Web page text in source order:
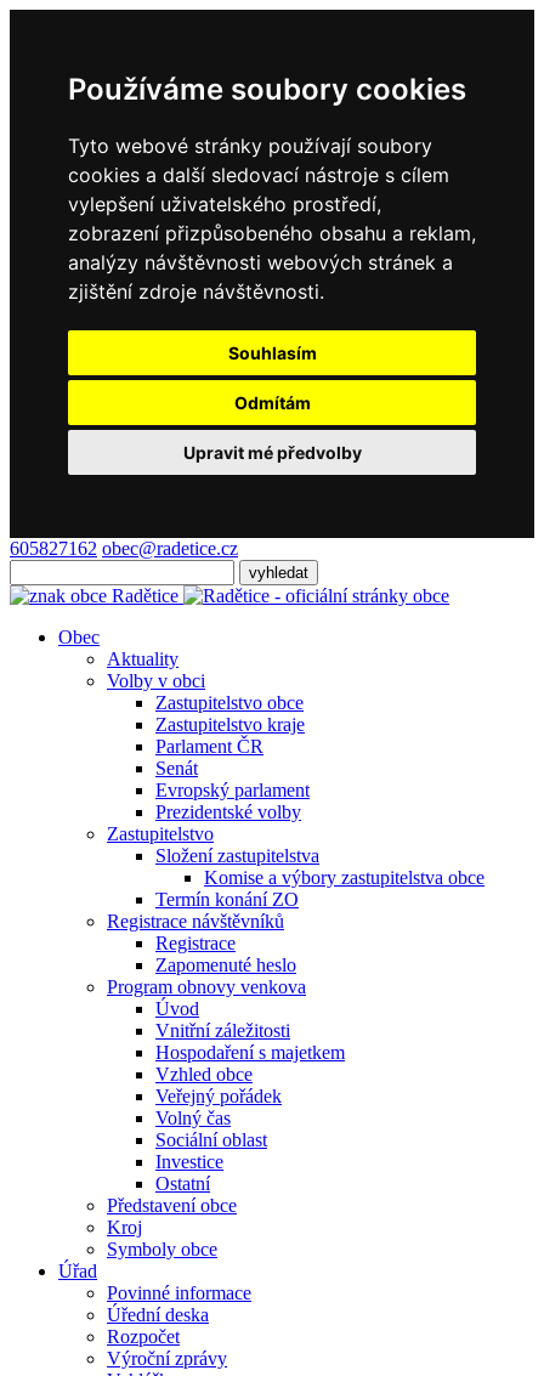
Používáme soubory cookies
Tyto webové stránky používají soubory
cookies a další sledovací nástroje s cílem
vylepšení uživatelského prostředí,
zobrazení přizpůsobeného obsahu a reklam,
analýzy návštěvnosti webových stránek a
zjištění zdroje návštěvnosti.
Souhlasím
Odmítám
Upravit mé předvolby
605827162 obec@radetice.cz
Obec
Aktuality
Volby v obci
Zastupitelstvo obce
Zastupitelstvo kraje
Parlament ČR
Senát
Evropský parlament
Prezidentské volby
Zastupitelstvo
Složení zastupitelstva
Komise a výbory zastupitelstva obce
Termín konání ZO
Registrace návštěvníků
Registrace
Zapomenuté heslo
Program obnovy venkova
Úvod
Vnitřní záležitosti
Hospodaření s majetkem
Vzhled obce
Veřejný pořádek
Volný čas
Sociální oblast
Investice
Ostatní
Představení obce
Kroj
Symboly obce
Úřad
Povinné informace
Úřední deska
Rozpočet
Výroční zprávy